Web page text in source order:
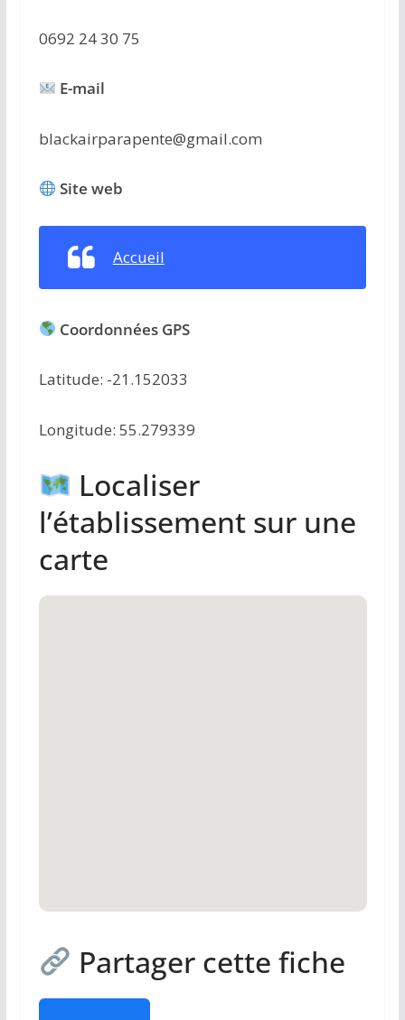
0692 24 30 75
E-mail
blackairparapente@gmail.com
Site web
Accueil
Coordonnées GPS
Latitude: -21.152033
Longitude: 55.279339
Localiser
l’établissement sur une
carte
Partager cette fiche